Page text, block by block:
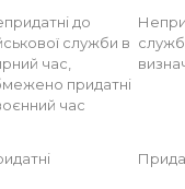
до
служби в
час,
придатні
час